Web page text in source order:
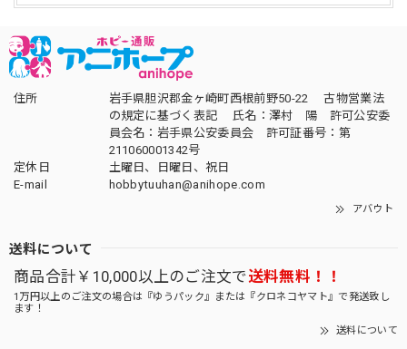
住所
岩手県胆沢郡金ヶ崎町西根前野50-22 古物営業法
の規定に基づく表記 氏名：澤村 陽 許可公安委
員会名：岩手県公安委員会 許可証番号：第
211060001342号
定休日
土曜日、日曜日、祝日
E-mail
hobbytuuhan@anihope.com
アバウト
送料について
商品合計￥10,000以上のご注文で送料無料！！
1万円以上のご注文の場合は『ゆうパック』または『クロネコヤマト』で発送致し
ます！
送料について